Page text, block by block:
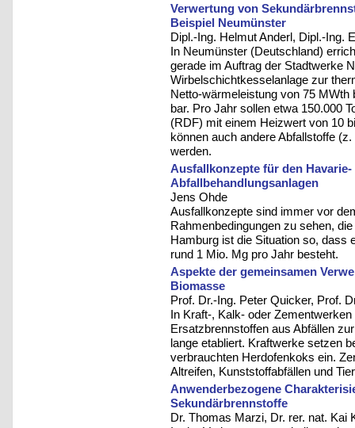
Verwertung von
Beispiel Neumünster
Dipl.-Ing. Helmut Anderl, Dipl.-Ing.
In Neumünster (Deutschland)
gerade im Auftrag der Stadtwerke
Wirbelschichtkesselanlage zur
Netto-wärmeleistung von 75
bar. Pro Jahr sollen etwa 150.000
(RDF) mit einem Heizwert von 10
können auch andere Abfallstoffe
werden.
Ausfallkonzepte für den
Abfallbehandlungsanlagen
Jens Ohde
Ausfallkonzepte sind immer vor
Rahmenbedingungen zu sehen,
Hamburg ist die Situation so, dass
rund 1 Mio. Mg pro Jahr besteht.
Aspekte der gemeinsamen
Biomasse
Prof. Dr.-Ing. Peter Quicker, Prof.
In Kraft-, Kalk- oder
Ersatzbrennstoffen aus Abfällen
lange etabliert. Kraftwerke setzen
verbrauchten Herdofenkoks ein.
Altreifen, Kunststoffabfällen und
Anwenderbezogene
Sekundärbrennstoffe
Dr. Thomas Marzi, Dr. rer. nat. Kai